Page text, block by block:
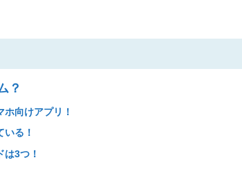
？
向けアプリ！
いる！
は3つ！